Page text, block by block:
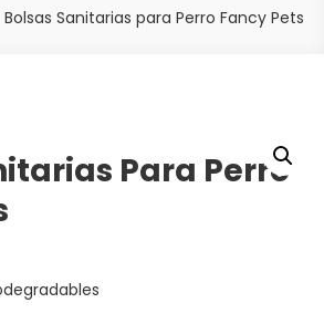
Bolsas Sanitarias para Perro Fancy Pets
Para Perro